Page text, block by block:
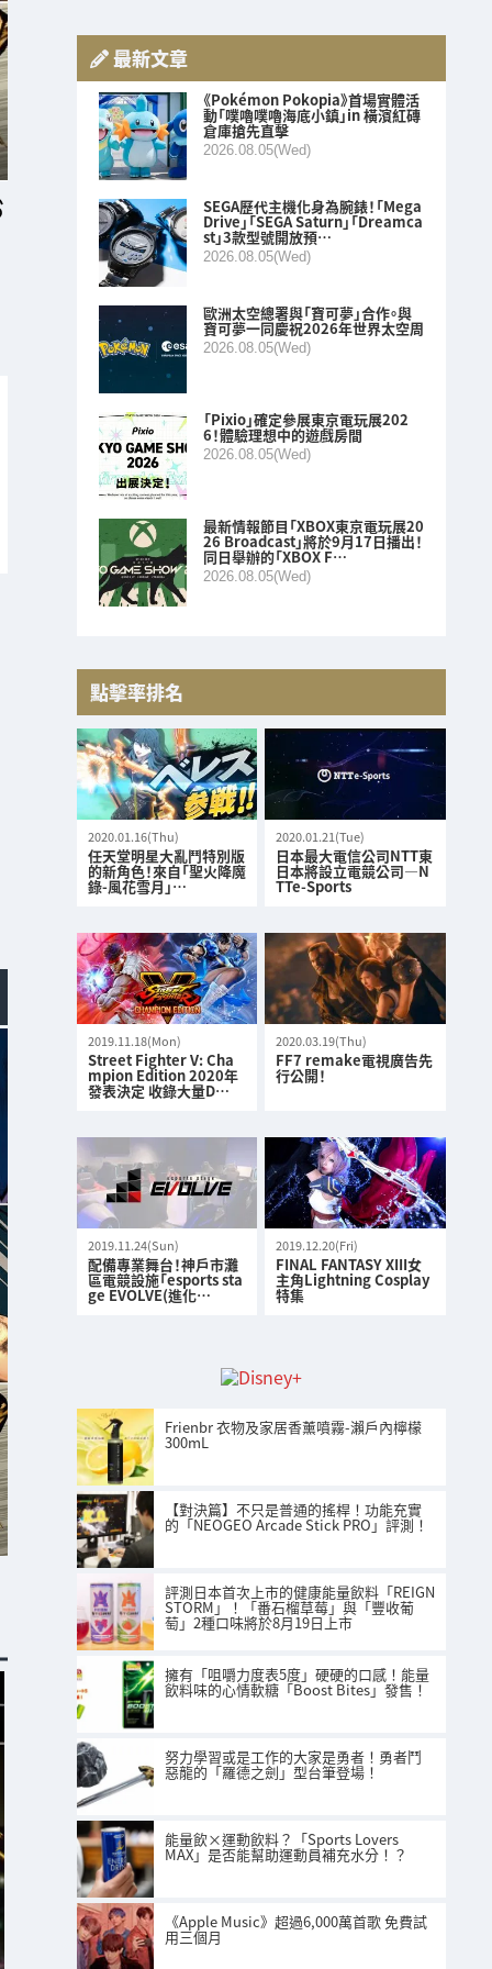
最新文章
《Pokémon Pokopia》首場實體活
動「噗嚕噗嚕海底小鎮」in 橫濱紅磚
倉庫搶先直擊
2026.08.05(Wed)
SEGA歷代主機化身為腕錶！「Mega
Drive」「SEGA Saturn」「Dreamca
st」3款型號開放預…
2026.08.05(Wed)
歐洲太空總署與「寶可夢」合作。與
寶可夢一同慶祝2026年世界太空周
2026.08.05(Wed)
「Pixio」確定參展東京電玩展202
6！體驗理想中的遊戲房間
2026.08.05(Wed)
最新情報節目「XBOX東京電玩展20
26 Broadcast」將於9月17日播出！
同日舉辦的「XBOX F…
2026.08.05(Wed)
點擊率排名
2020.01.16(Thu)
任天堂明星大亂鬥特別版
的新角色！來自「聖火降魔
錄-風花雪月」…
2020.01.21(Tue)
日本最大電信公司NTT東
日本將設立電競公司—N
TTe-Sports
2019.11.18(Mon)
Street Fighter V: Cha
mpion Edition 2020年
發表決定 收錄大量D…
2020.03.19(Thu)
FF7 remake電視廣告先
行公開！
2019.11.24(Sun)
配備專業舞台！神戶市灘
區電競設施「esports sta
ge EVOLVE(進化…
2019.12.20(Fri)
FINAL FANTASY XIII女
主角Lightning Cosplay
特集
Frienbr 衣物及家居香薰噴霧-瀨戶內檸檬
300mL
【對決篇】不只是普通的搖桿！功能充實
的「NEOGEO Arcade Stick PRO」評測！
評測日本首次上市的健康能量飲料「REIGN
STORM」！「番石榴草莓」與「豐收葡
萄」2種口味將於8月19日上市
擁有「咀嚼力度表5度」硬硬的口感！能量
飲料味的心情軟糖「Boost Bites」發售！
努力學習或是工作的大家是勇者！勇者鬥
惡龍的「羅德之劍」型台筆登場！
能量飲×運動飲料？「Sports Lovers
MAX」是否能幫助運動員補充水分！？
《Apple Music》超過6,000萬首歌 免費試
用三個月